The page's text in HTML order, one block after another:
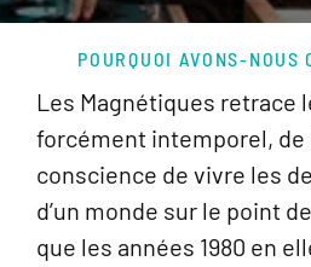
POURQUOI AVONS-NOUS
Les Magnétiques retrace
forcément intemporel, de
conscience de vivre les
d’un monde sur le point
que les années 1980 en